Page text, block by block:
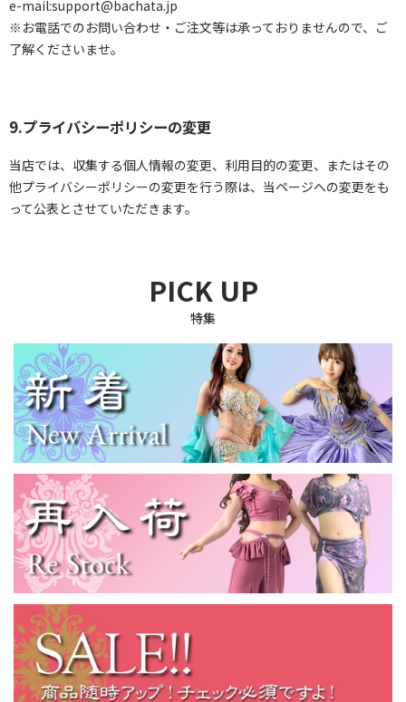
e-mail:support@bachata.jp
※お電話でのお問い合わせ・ご注文等は承っておりませんので、ご
了解くださいませ。
9.プライバシーポリシーの変更
当店では、収集する個人情報の変更、利用目的の変更、またはその
他プライバシーポリシーの変更を行う際は、当ページへの変更をも
って公表とさせていただきます。
PICK UP
特集